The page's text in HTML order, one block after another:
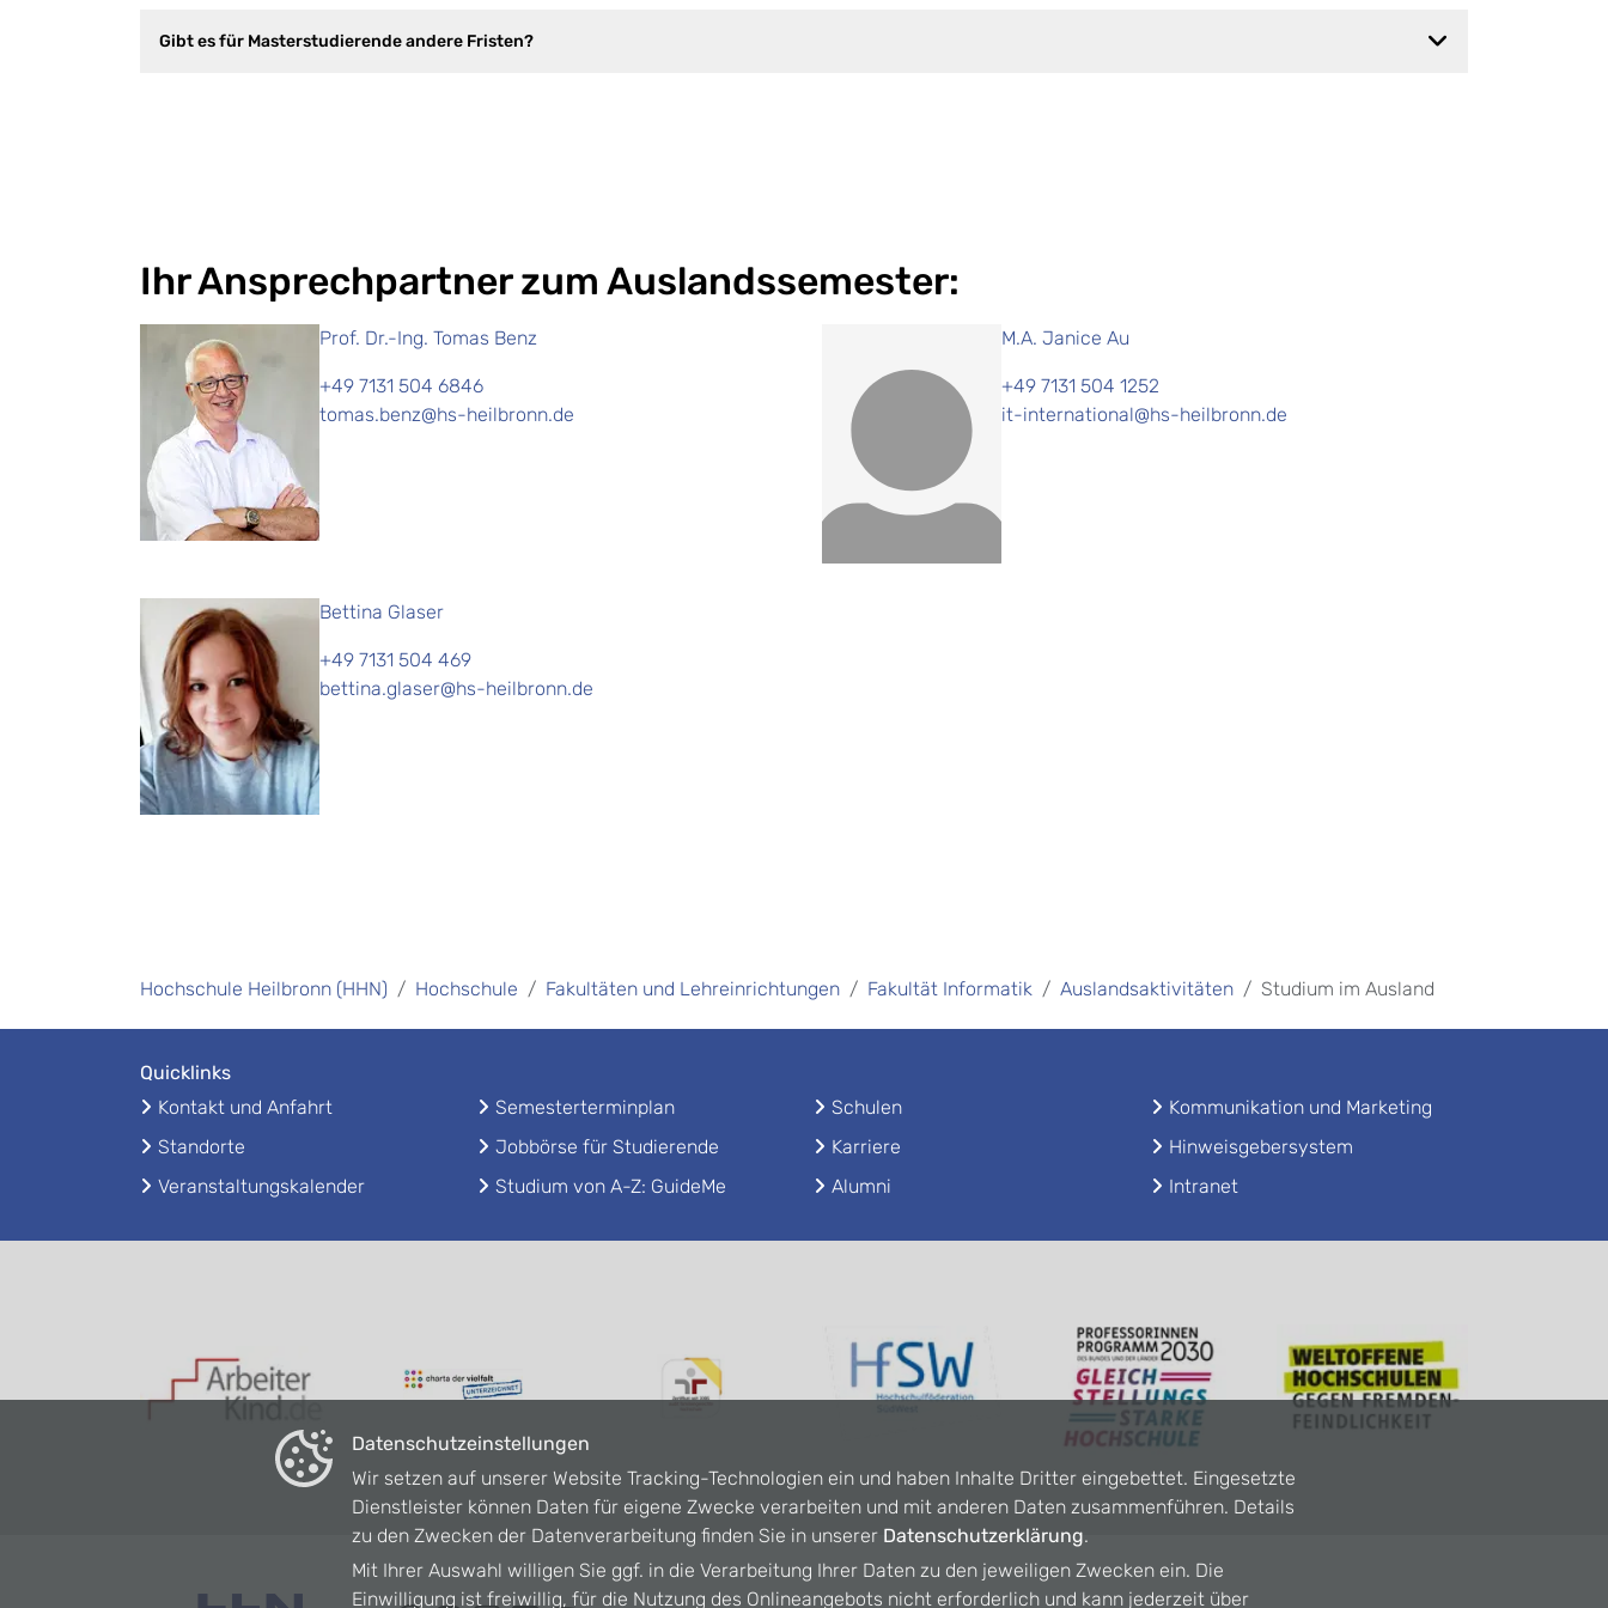
Gibt es für Masterstudierende andere Fristen?
Ihr Ansprechpartner zum Auslandssemester:
Prof. Dr.-Ing. Tomas Benz
+49 7131 504 6846
tomas.benz@hs-heilbronn.de
Bettina Glaser
+49 7131 504 469
bettina.glaser@hs-heilbronn.de
M.A. Janice Au
+49 7131 504 1252
it-international@hs-heilbronn.de
Hochschule Heilbronn (HHN) Hochschule Fakultäten und Lehreinrichtungen Fakultät Informatik Auslandsaktivitäten Studium im Ausland
Quicklinks
Kontakt und Anfahrt
Standorte
Veranstaltungskalender
Semesterterminplan
Jobbörse für Studierende
Studium von A-Z: GuideMe
Schulen
Karriere
Alumni
Kommunikation und Marketing
Hinweisgebersystem
Intranet
Datenschutzeinstellungen
Wir setzen auf unserer Website Tracking-Technologien ein und haben Inhalte Dritter eingebettet. Eingesetzte
Dienstleister können Daten für eigene Zwecke verarbeiten und mit anderen Daten zusammenführen. Details
zu den Zwecken der Datenverarbeitung finden Sie in unserer Datenschutzerklärung.
Mit Ihrer Auswahl willigen Sie ggf. in die Verarbeitung Ihrer Daten zu den jeweiligen Zwecken ein. Die
Einwilligung ist freiwillig, für die Nutzung des Onlineangebots nicht erforderlich und kann jederzeit über